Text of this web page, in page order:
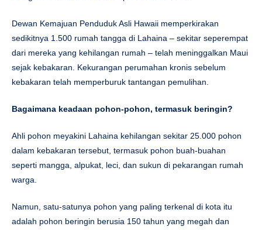
Dewan Kemajuan Penduduk Asli Hawaii memperkirakan
sedikitnya 1.500 rumah tangga di Lahaina – sekitar seperempat
dari mereka yang kehilangan rumah – telah meninggalkan Maui
sejak kebakaran. Kekurangan perumahan kronis sebelum
kebakaran telah memperburuk tantangan pemulihan.
Bagaimana keadaan pohon-pohon, termasuk beringin?
Ahli pohon meyakini Lahaina kehilangan sekitar 25.000 pohon
dalam kebakaran tersebut, termasuk pohon buah-buahan
seperti mangga, alpukat, leci, dan sukun di pekarangan rumah
warga.
Namun, satu-satunya pohon yang paling terkenal di kota itu
adalah pohon beringin berusia 150 tahun yang megah dan